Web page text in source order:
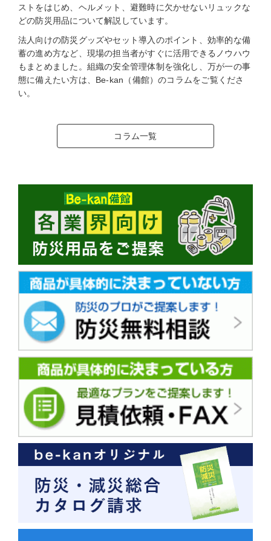
ストをはじめ、ヘルメット、避難時に欠かせないリュックな
どの防災用品について解説しています。
法人向けの防災グッズやセット導入のポイント、効率的な備
蓄の進め方など、現場の担当者がすぐに活用できるノウハウ
もまとめました。組織の安全管理体制を強化し、万が一の事
態に備えたい方は、Be-kan（備館）のコラムをご覧くださ
い。
コラム一覧